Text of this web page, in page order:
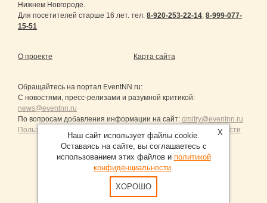
Нижнем Новгороде.
Для посетителей старше 16 лет. тел. 8-920-253-22-14, 8-999-077-
15-51
О проекте Карта сайта
Обращайтесь на портал EventNN.ru:
С новостями, пресс-релизами и разумной критикой:
news@eventnn.ru
По вопросам добавления информации на сайт: dmitry@eventnn.ru
Пользовательское Соглашение и политика конфиденциальности
Продвижение сайтов Санкт-Петербург
X
Наш сайт использует файлы cookie.
Оставаясь на сайте, вы соглашаетесь с
использованием этих файлов и политикой
конфиденциальности.
ХОРОШО